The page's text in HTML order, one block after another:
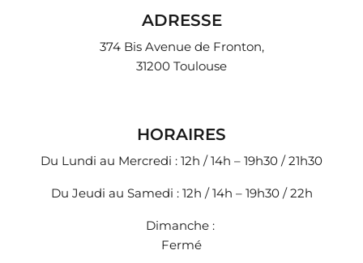
ADRESSE
374 Bis Avenue de Fronton,
31200 Toulouse
HORAIRES
Du Lundi au Mercredi : 12h / 14h – 19h30 / 21h30
Du Jeudi au Samedi : 12h / 14h – 19h30 / 22h
Dimanche :
Fermé